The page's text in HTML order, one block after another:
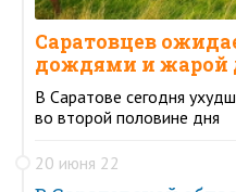
Саратовцев
дождями и жарой
В Саратове сегодня
во второй половине дня
20 июня 22